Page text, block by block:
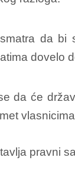
da bi
dovelo
da će
pravni